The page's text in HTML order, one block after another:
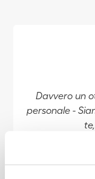
Davvero un
personale -